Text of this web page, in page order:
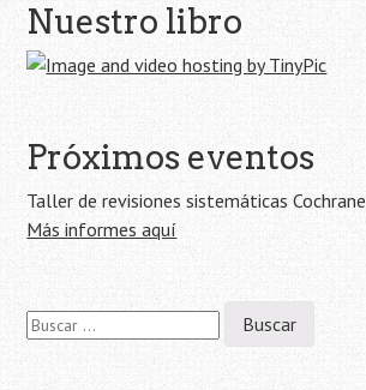
Navegación
de
la
entrada
Nuestro libro
Próximos eventos
Taller de revisiones sistemáticas Cochrane
Más informes aquí
Buscar: